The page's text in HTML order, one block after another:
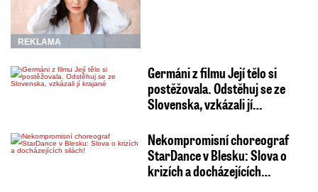
REKLAMA
Germáni z filmu Její tělo si
postěžovala. Odstěhuj se ze
Slovenska, vzkázali jí…
Nekompromisní choreograf
StarDance v Blesku: Slova o
krizích a docházejících…